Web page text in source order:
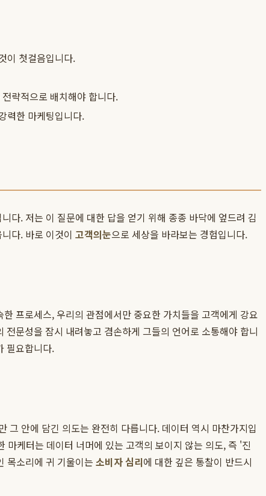
이 첫걸음입니다.
략적으로 배치해야 합니다.
력한 마케팅입니다.
다. 저는 이 질문에 대한 답을 얻기 위해 종종 바닥에 엎드려 김
다. 바로 이것이 고객의눈으로 세상을 바라보는 경험입니다.
프로세스, 우리의 관점에서만 중요한 가치들을 고객에게 강요
문성을 잠시 내려놓고 겸손하게 그들의 언어로 소통해야 합니
필요합니다.
그 안에 담긴 의도는 완전히 다릅니다. 데이터 역시 마찬가지입
케터는 데이터 너머에 있는 고객의 보이지 않는 의도, 즉 '진
목소리에 귀 기울이는 소비자 심리에 대한 깊은 통찰이 반드시